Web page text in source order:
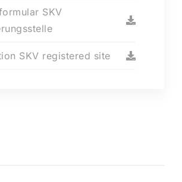
SKV
SKV registered site